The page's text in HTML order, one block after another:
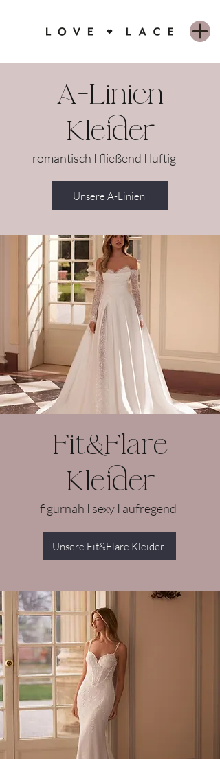
A-Linien
Kleider
romantisch I fließend I luftig
Unsere A-Linien
Fit&Flare
Kleider
figurnah I sexy I aufregend
Unsere Fit&Flare Kleider